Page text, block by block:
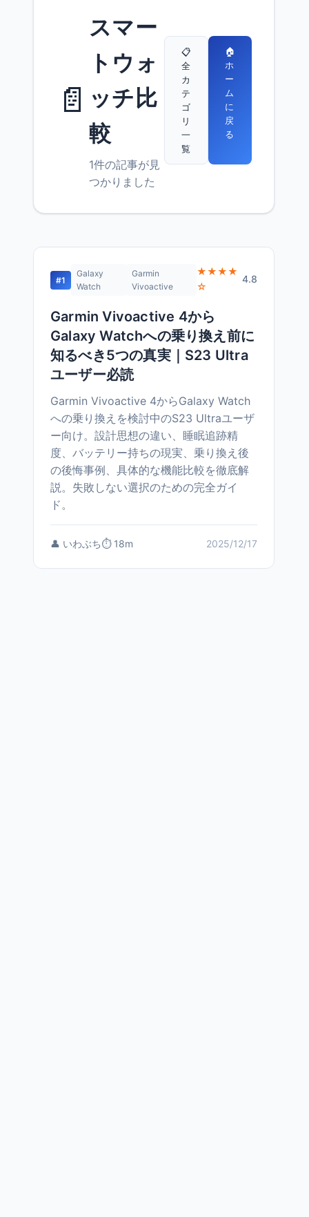
📄
スマー
トウォ
ッチ比
較
1件の記事が見
つかりました
📋
全
カ
テ
ゴ
リ
一
覧
🏠
ホ
ー
ム
に
戻
る
#1
Galaxy
Watch
Garmin
Vivoactive
★★★★
☆
4.8
Garmin Vivoactive 4から
Galaxy Watchへの乗り換え前に
知るべき5つの真実｜S23 Ultra
ユーザー必読
Garmin Vivoactive 4からGalaxy Watch
への乗り換えを検討中のS23 Ultraユーザ
ー向け。設計思想の違い、睡眠追跡精
度、バッテリー持ちの現実、乗り換え後
の後悔事例、具体的な機能比較を徹底解
説。失敗しない選択のための完全ガイ
ド。
👤 いわぶち⏱️ 18m 2025/12/17